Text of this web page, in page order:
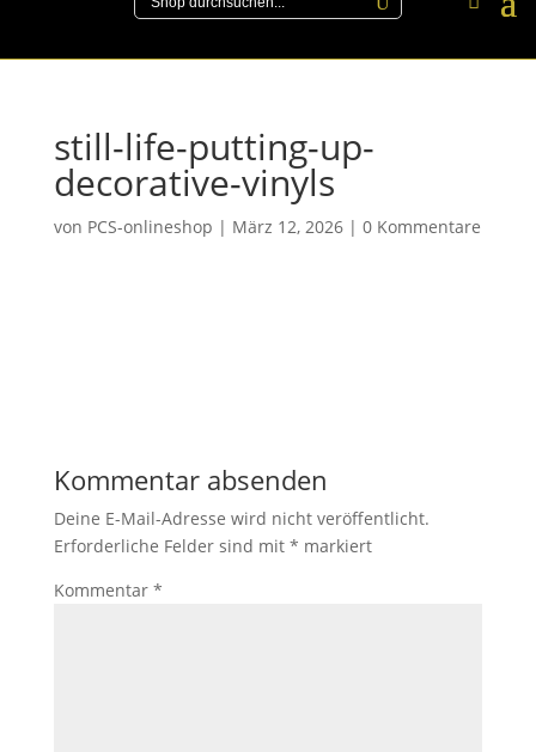
still-life-putting-up-
decorative-vinyls
von PCS-onlineshop | März 12, 2026| 0 Kommentare
Kommentar absenden
Deine E-Mail-Adresse wird nicht veröffentlicht.
Erforderliche Felder sind mit * markiert
Kommentar *